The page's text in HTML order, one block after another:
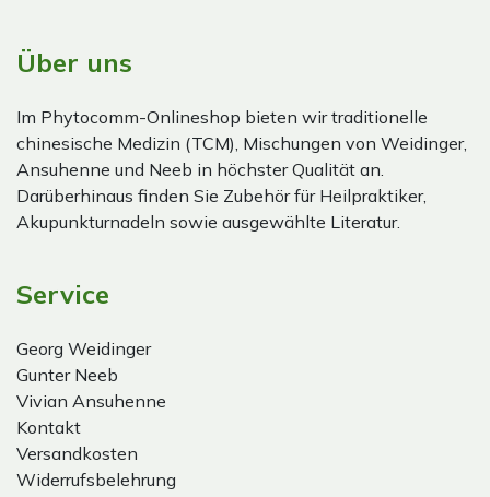
Über uns
Im Phytocomm-Onlineshop bieten wir traditionelle
chinesische Medizin (TCM), Mischungen von Weidinger,
Ansuhenne und Neeb in höchster Qualität an.
Darüberhinaus finden Sie Zubehör für Heilpraktiker,
Akupunkturnadeln sowie ausgewählte Literatur.
Service
Georg Weidinger
Gunter Neeb
Vivian Ansuhenne
Kontakt
Versandkosten
Widerrufsbelehrung